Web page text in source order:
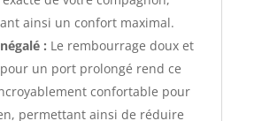
ainsi un confort maximal.
: Le rembourrage doux et
un port prolongé rend ce
confortable pour
permettant ainsi de réduire